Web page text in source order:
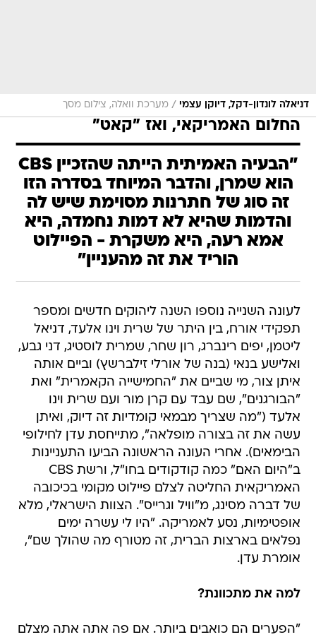
דניאלה לונדון-דקל, דיוקן עצמי / מערכת וואלה, צילום מסך
החלום האמריקאי, ואז "קאט"
"הבעיה האמיתית הייתה שהזכיין CBS
הוא שמרן, והדבר המיוחד בסדרה הזו
זה סוג של חתרנות מסוימת שיש לה
והדמות שהיא לא דמות נחמדה, היא
אמא רעה, היא משקרת - הפיילוט
הוריד את זה מהעניין"
לעונה השנייה נוספו השנה ליהוקים חדשים ומספר
תפקידי אורח, בין היתר של שרית וינו אלעד, דניאל
ליטמן, יפים רינברג, רון שחר, שמרית לוסטיג, דני גבע,
ואלישע בנאי (בנה של אורלי זילברשץ) וביים אותה
איתן צור, מי שביים את "החמישייה הקאמרית" ואת
"הבורגנים", שם עבד עם קרן מור ועם שרית וינו
אלעד ("מה שצריך מבמאי קומדיות זה דיוק, ואיתן
עשה את זה בצורה מופלאה", מתייחסת עדן לחילופי
הבימאים). אחרי העונה הראשונה הביעו התעניינות
ב"היום האם" כמה קודקודים בחו"ל, ורשת CBS
האמריקאית החליטה לצלם פיילוט מקומי בכיכובה
של דברה מסינג, מ"וויל וגרייס". הצוות הישראלי, מלא
אופטימיות, נסע לאמריקה. "היו לי עשרה ימים
נפלאים בארצות הברית, זה מטורף מה שהולך שם",
אומרת עדן.
למה את מתכוונת?
"הפערים הם כואבים ביותר. אם פה אתה אתה מצלם